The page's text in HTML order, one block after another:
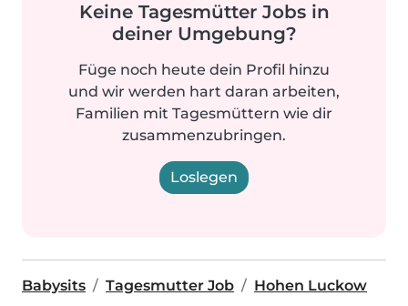
Keine Tagesmütter Jobs in
deiner Umgebung?
Füge noch heute dein Profil hinzu
und wir werden hart daran arbeiten,
Familien mit Tagesmüttern wie dir
zusammenzubringen.
Loslegen
Babysits Tagesmutter Job Hohen Luckow